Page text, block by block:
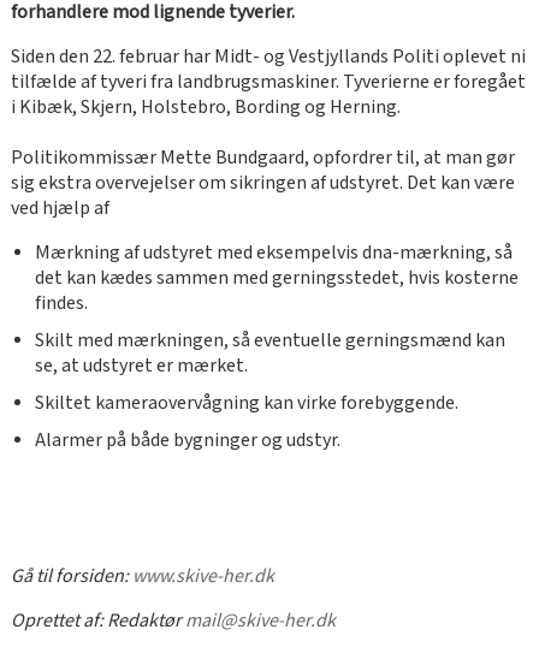
forhandlere mod lignende tyverier.
Siden den 22. februar har Midt- og Vestjyllands Politi oplevet ni
tilfælde af tyveri fra landbrugsmaskiner. Tyverierne er foregået
i Kibæk, Skjern, Holstebro, Bording og Herning.
Politikommissær Mette Bundgaard, opfordrer til, at man gør
sig ekstra overvejelser om sikringen af udstyret. Det kan være
ved hjælp af
Mærkning af udstyret med eksempelvis dna-mærkning, så
det kan kædes sammen med gerningsstedet, hvis kosterne
findes.
Skilt med mærkningen, så eventuelle gerningsmænd kan
se, at udstyret er mærket.
Skiltet kameraovervågning kan virke forebyggende.
Alarmer på både bygninger og udstyr.
Gå til forsiden:www.skive-her.dk
Oprettet af:Redaktørmail@skive-her.dk